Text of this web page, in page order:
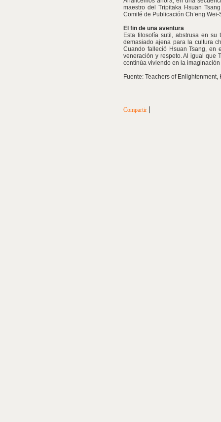
maestro del Tripitaka Hsuan
Comité de Publicación Ch’eng
El fin de una aventura
Esta filosofía sutil, abstrusa en
demasiado ajena para la cultura
Cuando falleció Hsuan Tsang, en
veneración y respeto. Al igual que
continúa viviendo en la
Fuente: Teachers of
Compartir |